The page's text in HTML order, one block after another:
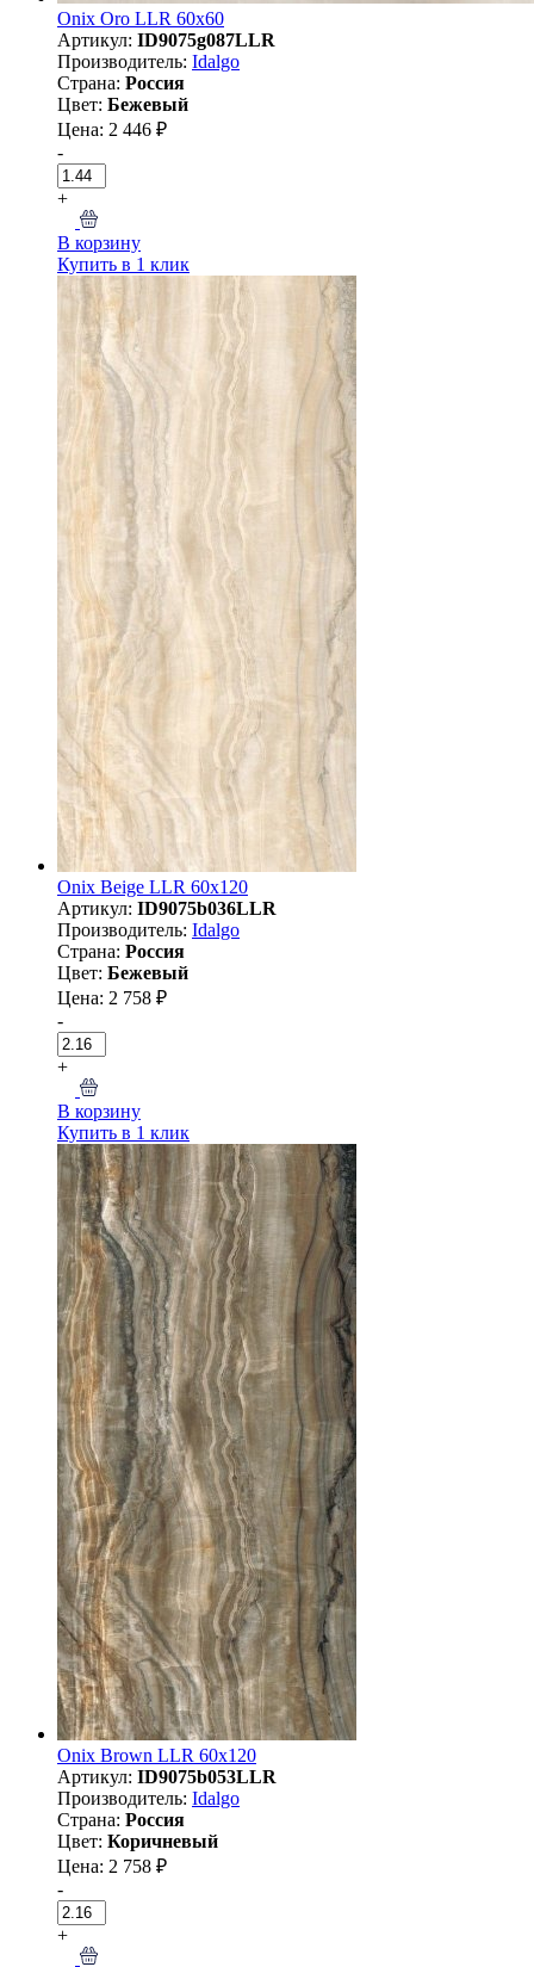
Onix Oro LLR 60x60
Артикул: ID9075g087LLR
Производитель: Idalgo
Страна: Россия
Цвет: Бежевый
Цена: 2 446 ₽
-
+
В корзину
Купить в 1 клик
Onix Beige LLR 60x120
Артикул: ID9075b036LLR
Производитель: Idalgo
Страна: Россия
Цвет: Бежевый
Цена: 2 758 ₽
-
+
В корзину
Купить в 1 клик
Onix Brown LLR 60x120
Артикул: ID9075b053LLR
Производитель: Idalgo
Страна: Россия
Цвет: Коричневый
Цена: 2 758 ₽
-
+